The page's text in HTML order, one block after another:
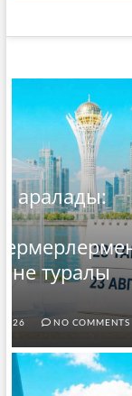
ЖАҢАЛЫҚТАР
72,3%
"ҚҰЛАН ТАҢЫ"